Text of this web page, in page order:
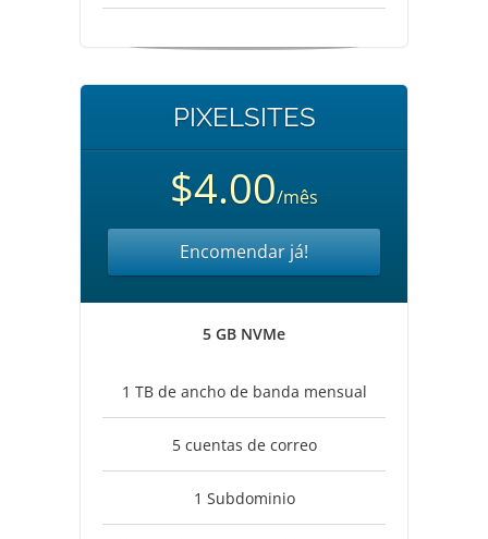
PIXELSITES
$4.00/mês
Encomendar já!
5 GB NVMe
1 TB de ancho de banda mensual
5 cuentas de correo
1 Subdominio